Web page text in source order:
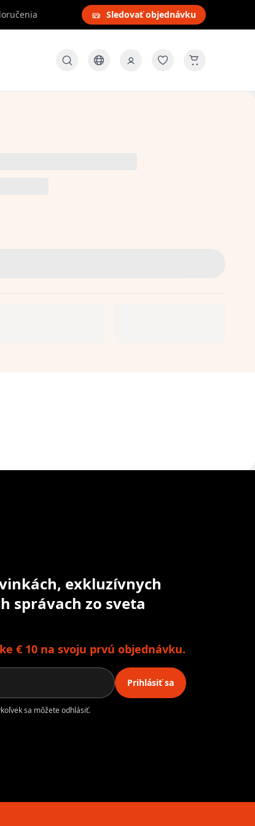
Sledovať objednávku
exkluzívnych
správach zo sveta
€ 10 na svoju prvú objednávku.
Prihlásiť sa
sa môžete odhlásiť.